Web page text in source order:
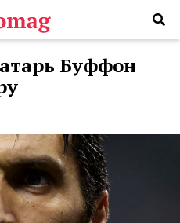
Буффон